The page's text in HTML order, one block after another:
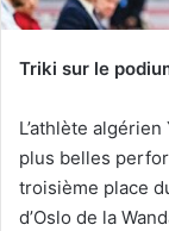
Triki sur le
L’athlète
plus belles
troisième place
d’Oslo de la